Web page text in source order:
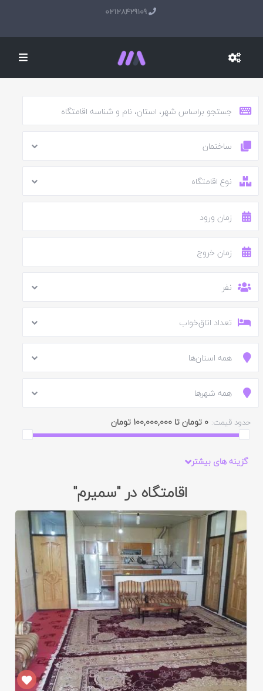
02128429109
ساختمان
نوع اقامتگاه
نفر
تعداد اتاق‌خواب
همه استان‌ها
همه شهرها
حدود قیمت: 0 تومان تا 100,000,000 تومان
گزینه های بیشتر
اقامتگاه در "سمیرم"